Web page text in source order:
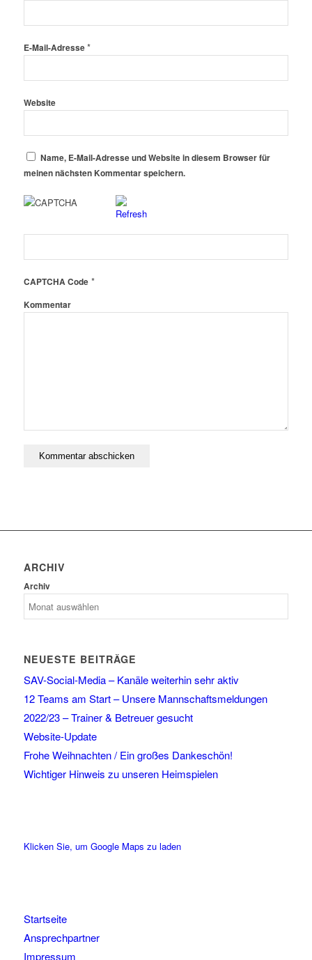
E-Mail-Adresse*
Website
Name, E-Mail-Adresse und Website in diesem Browser für
meinen nächsten Kommentar speichern.
CAPTCHA Code*
Kommentar
ARCHIV
Archiv
NEUESTE BEITRÄGE
SAV-Social-Media – Kanäle weiterhin sehr aktiv
12 Teams am Start – Unsere Mannschaftsmeldungen
2022/23 – Trainer & Betreuer gesucht
Website-Update
Frohe Weihnachten / Ein großes Dankeschön!
Wichtiger Hinweis zu unseren Heimspielen
Klicken Sie, um Google Maps zu laden
Startseite
Ansprechpartner
Impressum